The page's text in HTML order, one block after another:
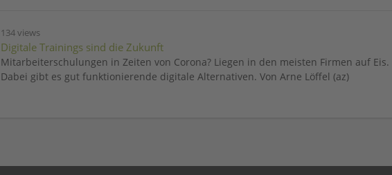
134 views
Digitale Trainings sind die Zukunft
Mitarbeiterschulungen in Zeiten von Corona? Liegen in den meisten Firmen auf Eis.
Dabei gibt es gut funktionierende digitale Alternativen. Von Arne Löffel (az)